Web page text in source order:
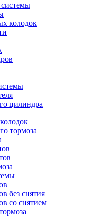
колодок
цилиндра
тормоза
без снятия
со снятием